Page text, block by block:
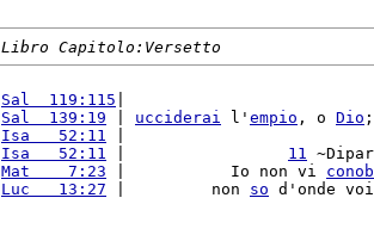
Libro Capitolo:Versetto
Sal  119:115
Sal  139:19 ucciderai l' empio , o Dio
Isa   52:11
Isa   52:11 11
Mat    7:23 |           Io non vi
Luc   13:27 |         non so d'onde